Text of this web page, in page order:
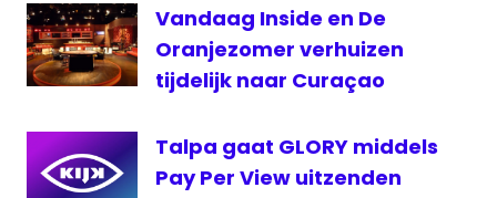
Talpa
Vandaag Inside en De
Oranjezomer verhuizen
tijdelijk naar Curaçao
Talpa gaat GLORY middels
Pay Per View uitzenden